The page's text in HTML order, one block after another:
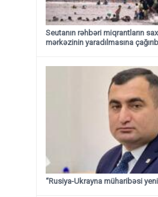
Seutanın rəhbəri miqrantların
mərkəzinin yaradılmasına çağırıb
“Rusiya-Ukrayna müharibəsi